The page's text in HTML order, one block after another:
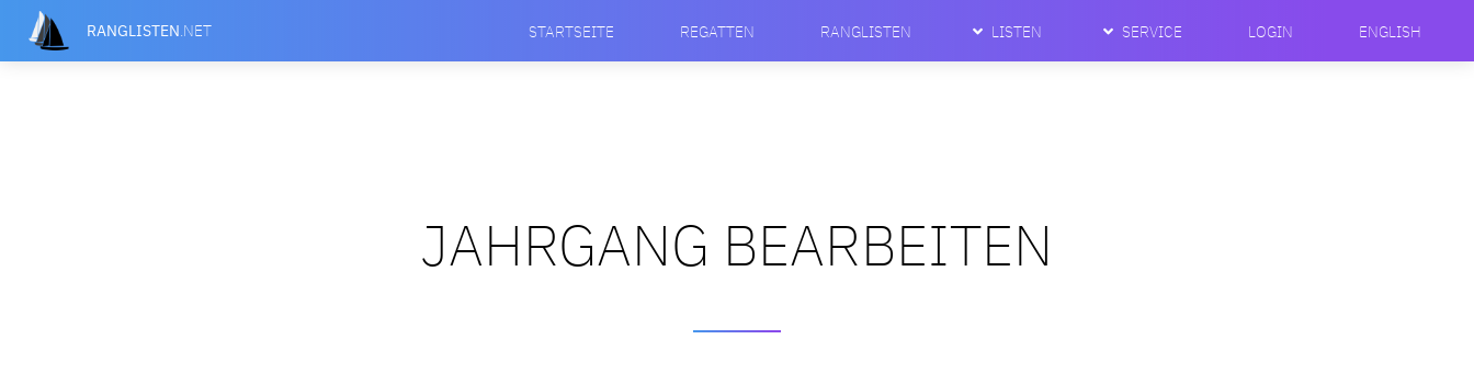
RANGLISTEN.NET STARTSEITE REGATTEN RANGLISTEN LISTEN SERVICE LOGIN ENGLISH
JAHRGANG BEARBEITEN